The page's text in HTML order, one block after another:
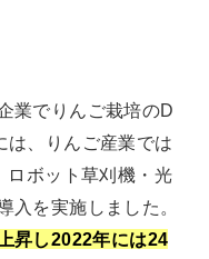
業でりんご栽培のD
は、りんご産業では
ロボット草刈機・光
入を実施しました。
昇し2022年には24